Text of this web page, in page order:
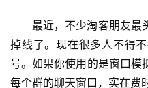
最近，不少淘客朋友最
掉线了。现在很多人不得
号。如果你使用的是窗口模
每个群的聊天窗口，实在费